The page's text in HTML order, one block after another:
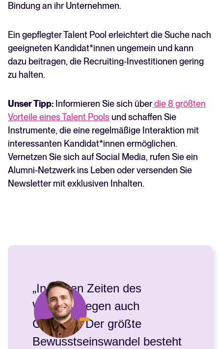
Bindung an ihr Unternehmen.
Ein gepflegter Talent Pool erleichtert die Suche nach
geeigneten Kandidat*innen ungemein und kann
dazu beitragen, die Recruiting-Investitionen gering
zu halten.
Unser Tipp: Informieren Sie sich überdie 8 größten
Vorteile eines Talent Pools und schaffen Sie
Instrumente, die eine regelmäßige Interaktion mit
interessanten Kandidat*innen ermöglichen.
Vernetzen Sie sich auf Social Media, rufen Sie ein
Alumni-Netzwerk ins Leben oder versenden Sie
Newsletter mit exklusiven Inhalten.
„In diesen Zeiten des
Wandels liegen auch
Chancen. Der größte
Bewusstseinswandel besteht